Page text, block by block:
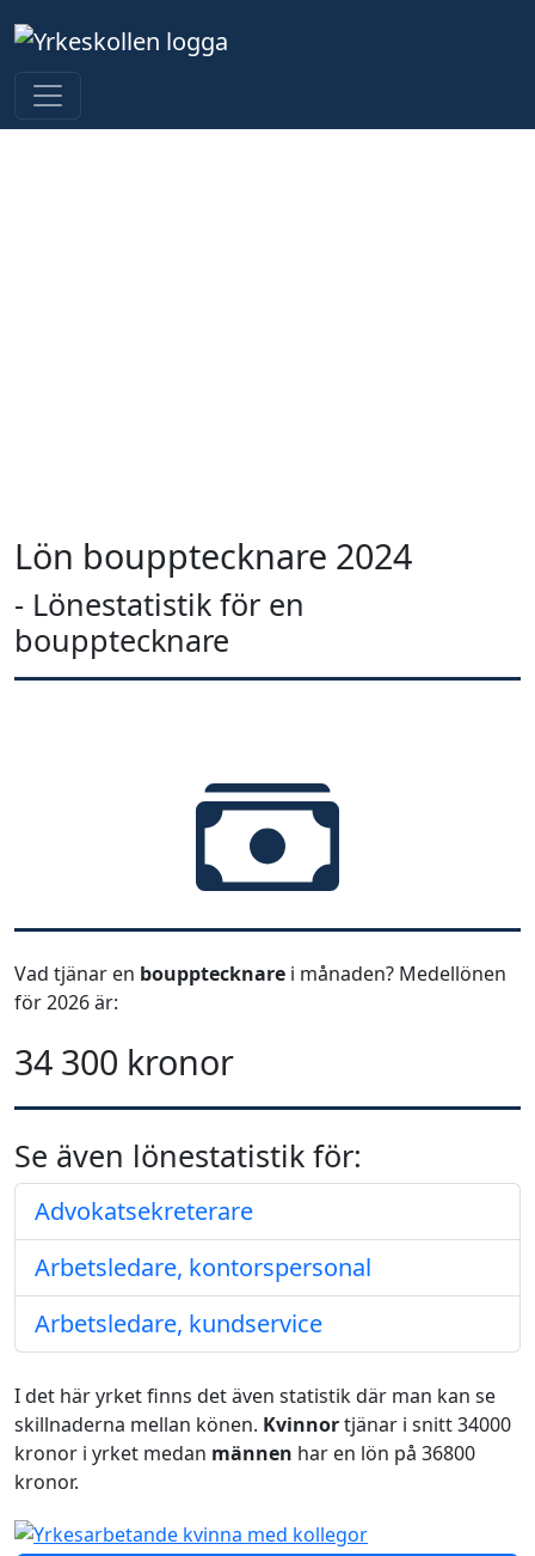
Lön boupptecknare 2024
- Lönestatistik för en
boupptecknare
Vad tjänar en boupptecknare i månaden? Medellönen
för 2026 är:
34 300 kronor
Se även lönestatistik för:
Advokatsekreterare
Arbetsledare, kontorspersonal
Arbetsledare, kundservice
I det här yrket finns det även statistik där man kan se
skillnaderna mellan könen. Kvinnortjänar i snitt 34000
kronor i yrket medan männen har en lön på 36800
kronor.